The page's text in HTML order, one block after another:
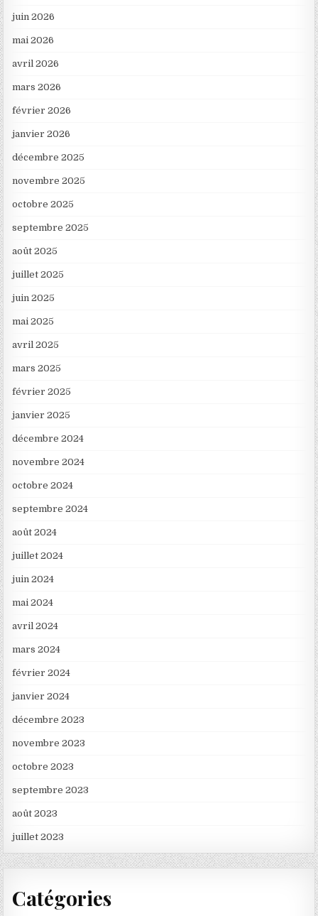
juin 2026
mai 2026
avril 2026
mars 2026
février 2026
janvier 2026
décembre 2025
novembre 2025
octobre 2025
septembre 2025
août 2025
juillet 2025
juin 2025
mai 2025
avril 2025
mars 2025
février 2025
janvier 2025
décembre 2024
novembre 2024
octobre 2024
septembre 2024
août 2024
juillet 2024
juin 2024
mai 2024
avril 2024
mars 2024
février 2024
janvier 2024
décembre 2023
novembre 2023
octobre 2023
septembre 2023
août 2023
juillet 2023
Catégories